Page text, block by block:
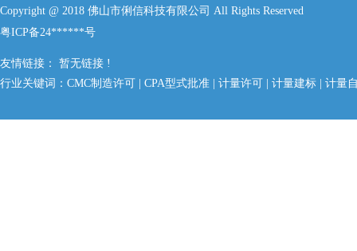
Copyright @ 2018 佛山市俐信科技有限公司 All Rights Reserved
粤ICP备24******号
友情链接： 暂无链接 !
行业关键词： CMC制造许可 CPA型式批准 计量许可 计量建标 计量